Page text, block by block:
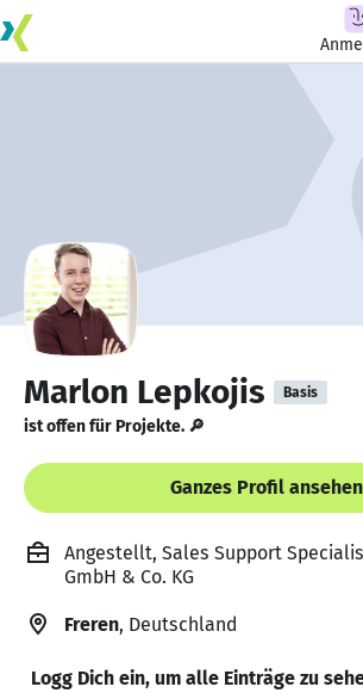
Marlon Lepkojis Basis
ist offen für Projekte. 🔎
Ganzes Profil ansehen
Angestellt, Sales Support
GmbH & Co. KG
Freren, Deutschland
Logg Dich ein, um alle Einträge zu